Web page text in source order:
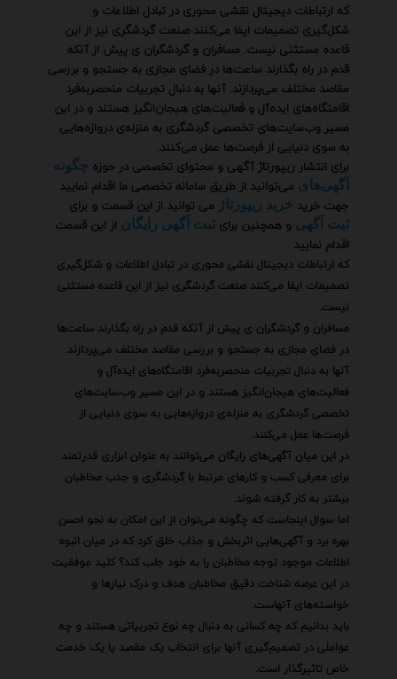
که ارتباطات دیجیتال نقشی محوری در تبادل اطلاعات و
شکل‌گیری تصمیمات ایفا می‌کنند صنعت گردشگری نیز از این
قاعده مستثنی نیست. مسافران و گردشگران ی پیش از آنکه
قدم در راه بگذارند ساعت‌ها در فضای مجازی به جستجو و بررسی
مقاصد مختلف می‌پردازند. آنها به دنبال تجربیات منحصربه‌فرد
اقامتگاه‌های ایده‌آل و فعالیت‌های هیجان‌انگیز هستند و در این
مسیر وب‌سایت‌های تخصصی گردشگری به منزله‌ی دروازه‌هایی
به سوی دنیایی از فرصت‌ها عمل می‌کنند.
برای انتشار ریپورتاژ آگهی و محتوای تخصصی در حوزه چگونه
آگهی‌های می‌توانید از طریق سامانه تخصصی ما اقدام نمایید
جهت خرید خرید ریپورتاژ می توانید از این قسمت و برای
ثبت آگهی و همچنین برای ثبت آگهی رایگان از این قسمت
اقدام نمایید
که ارتباطات دیجیتال نقشی محوری در تبادل اطلاعات و شکل‌گیری
تصمیمات ایفا می‌کنند صنعت گردشگری نیز از این قاعده مستثنی
نیست.
مسافران و گردشگران ی پیش از آنکه قدم در راه بگذارند ساعت‌ها
در فضای مجازی به جستجو و بررسی مقاصد مختلف می‌پردازند.
آنها به دنبال تجربیات منحصربه‌فرد اقامتگاه‌های ایده‌آل و
فعالیت‌های هیجان‌انگیز هستند و در این مسیر وب‌سایت‌های
تخصصی گردشگری به منزله‌ی دروازه‌هایی به سوی دنیایی از
فرصت‌ها عمل می‌کنند.
در این میان آگهی‌های رایگان می‌توانند به عنوان ابزاری قدرتمند
برای معرفی کسب و کارهای مرتبط با گردشگری و جذب مخاطبان
بیشتر به کار گرفته شوند.
اما سوال اینجاست که چگونه می‌توان از این امکان به نحو احسن
بهره برد و آگهی‌هایی اثربخش و جذاب خلق کرد که در میان انبوه
اطلاعات موجود توجه مخاطبان را به خود جلب کند؟ کلید موفقیت
در این عرصه شناخت دقیق مخاطبان هدف و درک نیازها و
خواسته‌های آنهاست.
باید بدانیم که چه کسانی به دنبال چه نوع تجربیاتی هستند و چه
عواملی در تصمیم‌گیری آنها برای انتخاب یک مقصد یا یک خدمت
خاص تاثیرگذار است.